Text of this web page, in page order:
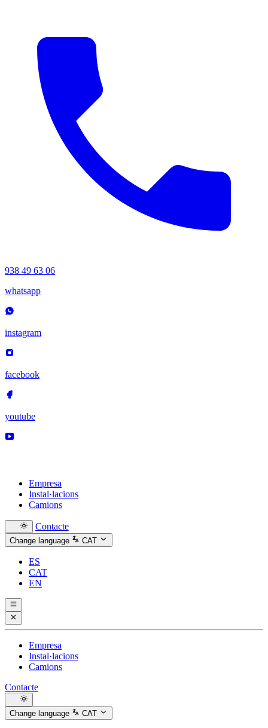
938 49 63 06
whatsapp
instagram
facebook
youtube
Empresa
Instal·lacions
Camions
Contacte
Change language CAT
ES
CAT
EN
Empresa
Instal·lacions
Camions
Contacte
Change language CAT